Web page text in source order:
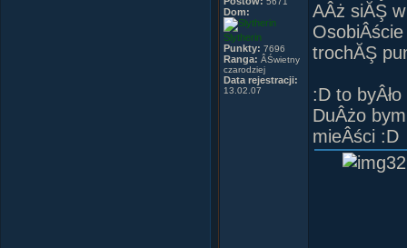
Dom:
Slytherin
Punkty: 7696
Ranga: ÂŚwietny
czarodziej
Data rejestracji:
13.02.07
AÂż siĂŞ
trochĂŞ
:D to
DuÂżo
mieÂści :D